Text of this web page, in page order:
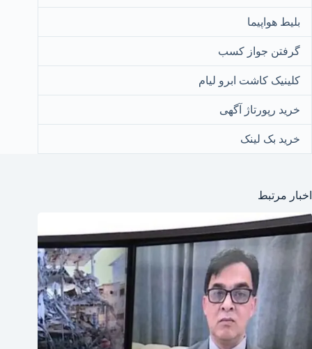
بلیط هواپیما
گرفتن جواز کسب
کلینیک کاشت ابرو لیام
خرید رپورتاژ آگهی
خرید بک لینک
اخبار مرتبط